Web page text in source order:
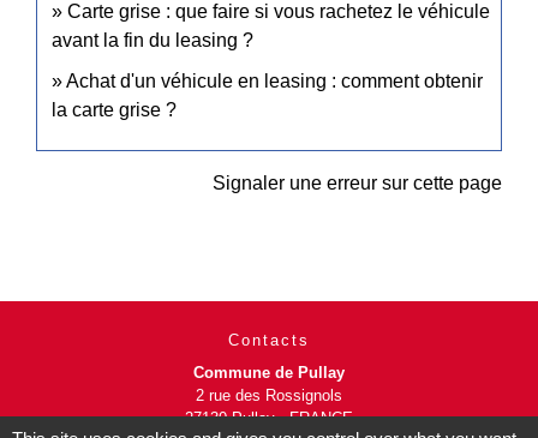
Carte grise : que faire si vous rachetez le véhicule
avant la fin du leasing ?
Achat d'un véhicule en leasing : comment obtenir
la carte grise ?
Signaler une erreur sur cette page
Contacts
Commune de Pullay
2 rue des Rossignols
27130 Pullay - FRANCE